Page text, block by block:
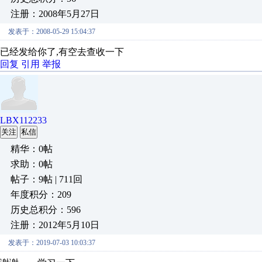
注册：2008年5月27日
发表于：2008-05-29 15:04:37
已经发给你了,有空去查收一下
回复 引用 举报
LBX112233
关注 私信
精华：0帖
求助：0帖
帖子：9帖 | 711回
年度积分：209
历史总积分：596
注册：2012年5月10日
发表于：2019-07-03 10:03:37